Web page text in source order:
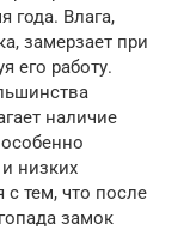
года. Влага,
замерзает при
его работу.
наличие
низких
с тем, что после
замок